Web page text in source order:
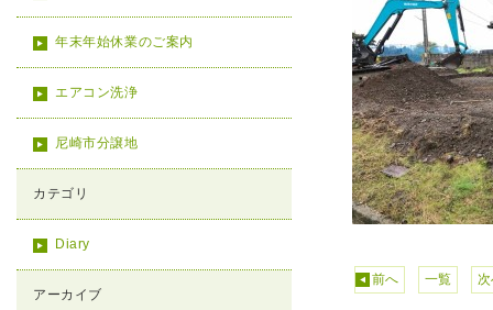
年末年始休業のご案内
エアコン洗浄
尼崎市分譲地
カテゴリ
Diary
アーカイブ
前へ 一覧